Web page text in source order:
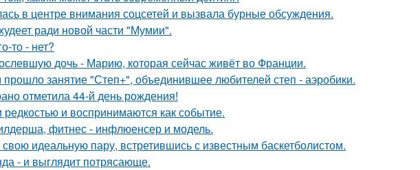
в центре внимания соцсетей и вызвала бурные обсуждения.
ради новой части "Мумии".
то - нет?
дочь - Марию, которая сейчас живёт во Франции.
занятие "Степ+", объединившее любителей степ - аэробики.
отметила 44-й день рождения!
и воспринимаются как событие.
фитнес - инфлюенсер и модель.
идеальную пару, встретившись с известным баскетболистом.
- и выглядит потрясающе.